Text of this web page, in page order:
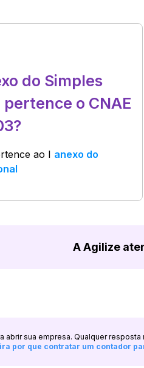
do Simples
o CNAE
ao I anexo do
A Agilize
abrir sua empresa. Qualquer
por que contratar um contador